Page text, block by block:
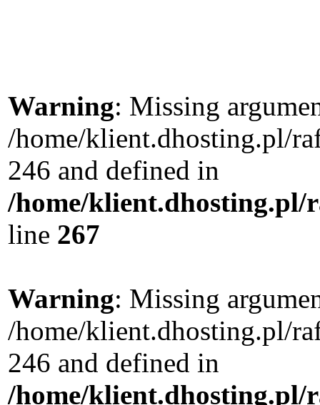
Warning: Missing
/home/klient.dhosting.pl/
246 and defined in
/home/klient.dhosting.pl/
line 267
Warning: Missing
/home/klient.dhosting.pl/
246 and defined in
/home/klient.dhosting.pl/